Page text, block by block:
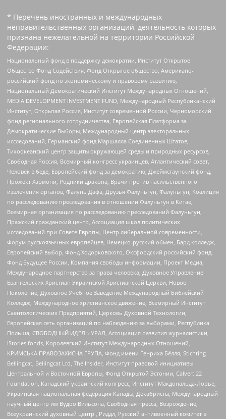
* Перечень иностранных и международных
неправительственных организаций, деятельность которых
признана нежелательной на территории Российской
Федерации:
Национальный фонд в поддержку демократии, Институт Открытое
Общество Фонд Содействия, Фонд Открытое общество, Американо-
российский фонд по экономическому и правовому развитию,
Национальный Демократический Институт Международных Отношений,
MEDIA DEVELOPMENT INVESTMENT FUND, Международный Республиканский
Институт, Открытая Россия, Институт современной России, Черноморский
фонд регионального сотрудничества, Европейская Платформа за
Демократические Выборы, Международный центр электоральных
исследований, Германский фонд Маршалла Соединенных Штатов,
Тихоокеанский центр защиты окружающей среды и природных ресурсов,
Свободная Россия, Всемирный конгресс украинцев, Атлантический совет,
Человек в беде, Европейский фонд за демократию, Джеймстаунский фонд,
Прожект Хармони, Родники дракона, Врачи против насильственного
извлечения органов, Фалунь Дафа, Друзья Фалуньгун, Фалуньгун, Коалиция
по расследованию преследования в отношении Фалуньгун в Китае,
Всемирная организация по расследованию преследований Фалуньгун,
Пражский гражданский центр, Ассоциация школ политических
исследований при Совете Европы, Центр либеральной современности,
Форум русскоязычных европейцев, Немецко-русский обмен, Бард колледж,
Европейский выбор, Фонд Ходорковского, Оксфордский российский фонд,
Фонд Будущее России, Компания свободы информации, Проект Медиа,
Международное партнерство за права человека, Духовное Управление
Евангельских Христиан Украинской Христианской Церкви, Новое
Поколение, Духовное Учебное Заведение Международный Библейский
Колледж, Международное христианское движение, Всемирный Институт
Саентологических Предприятий, Церковь Духовной Технологии,
Европейская сеть организаций по наблюдению за выборами, Республика
Польша, СВОБОДНЫЙ ИДЕЛЬ-УРАЛ, Ассоциация развития журналистики,
IStories fonds, Королевский Институт Международных Отношений,
КРИМСЬКА ПРАВОЗАХИСНА ГРУПА, Фонд имени Генриха Бёлля, Stichting
Bellingcat, Bellingcat Ltd, The Insider, Институт правовой инициативы
Центральной и Восточной Европы, Фонд Открытой Эстонии, Calvert 22
Foundation, Канадский украинский конгресс, Институт Макдональда-Лорье,
Украинская национальная федерация Канады, Декабристы, Международный
научный центр им Вудро Вильсона, Свободная пресса, Возрождение,
Всеукраинский духовный центр , Риддл, Русский антивоенный комитет в